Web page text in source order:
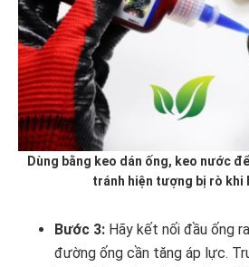
Dùng bằng keo dán ống, keo nước
tránh hiện tượng bị rò khi
Bước 3: Hãy kết nối đầu ống
đường ống cần tăng áp lực.